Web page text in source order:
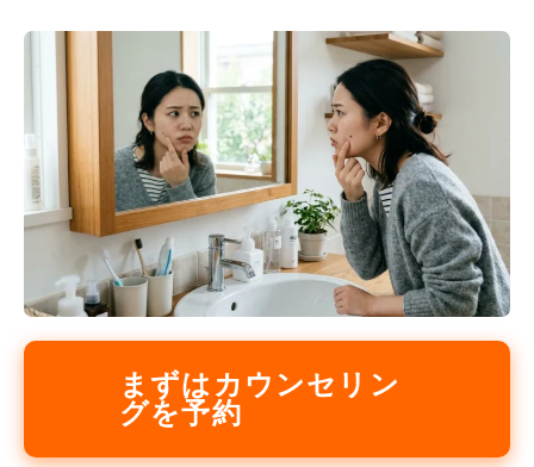
まずはカウンセリン
グを予約